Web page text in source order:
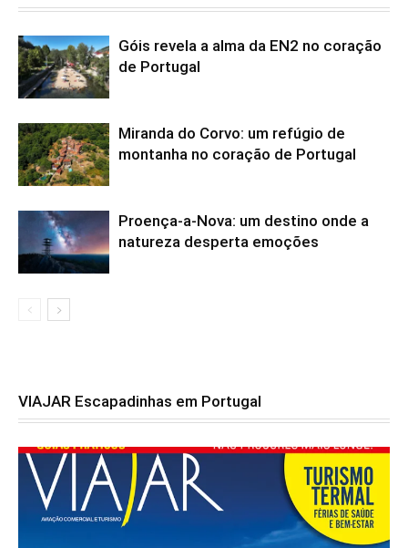
Góis revela a alma da EN2 no coração
de Portugal
Miranda do Corvo: um refúgio de
montanha no coração de Portugal
Proença-a-Nova: um destino onde a
natureza desperta emoções
VIAJAR Escapadinhas em Portugal